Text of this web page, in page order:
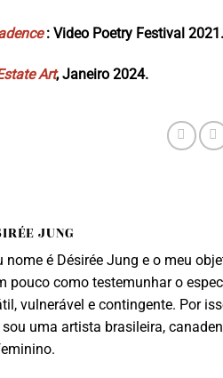
: Video Poetry Festival 2021.
Art, Janeiro 2024.
JUNG
nome é Désirée Jung e o meu
pouco como testemunhar o
vulnerável e contingente. Por
uma artista brasileira,